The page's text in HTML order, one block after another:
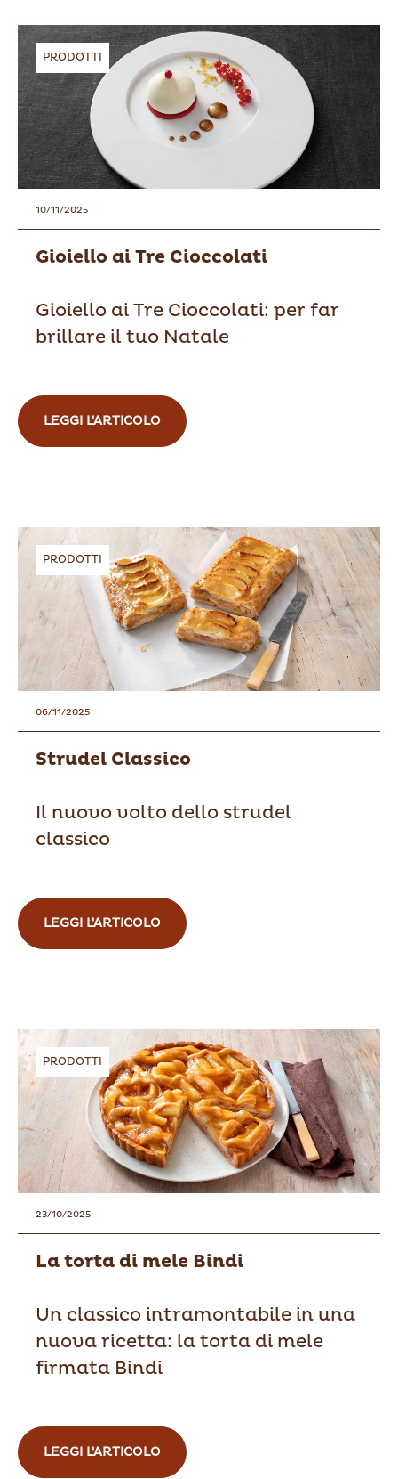
PRODOTTI
10/11/2025
Gioiello ai Tre Cioccolati
Gioiello ai Tre Cioccolati: per far
brillare il tuo Natale
LEGGI L'ARTICOLO
PRODOTTI
06/11/2025
Strudel Classico
Il nuovo volto dello strudel
classico
LEGGI L'ARTICOLO
PRODOTTI
23/10/2025
La torta di mele Bindi
Un classico intramontabile in una
nuova ricetta: la torta di mele
firmata Bindi
LEGGI L'ARTICOLO